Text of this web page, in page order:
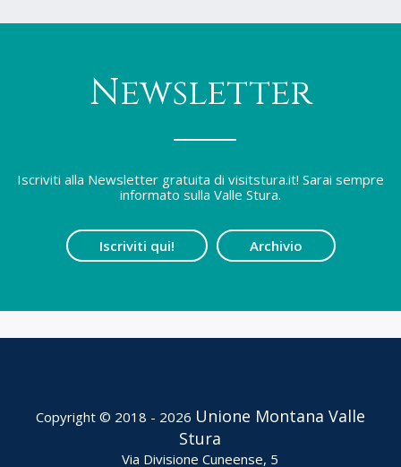
Newsletter
Iscriviti alla Newsletter gratuita di visitstura.it! Sarai sempre
informato sulla Valle Stura.
Iscriviti qui! Archivio
Copyright © 2018 - 2026 Unione Montana Valle
Stura
Via Divisione Cuneense, 5